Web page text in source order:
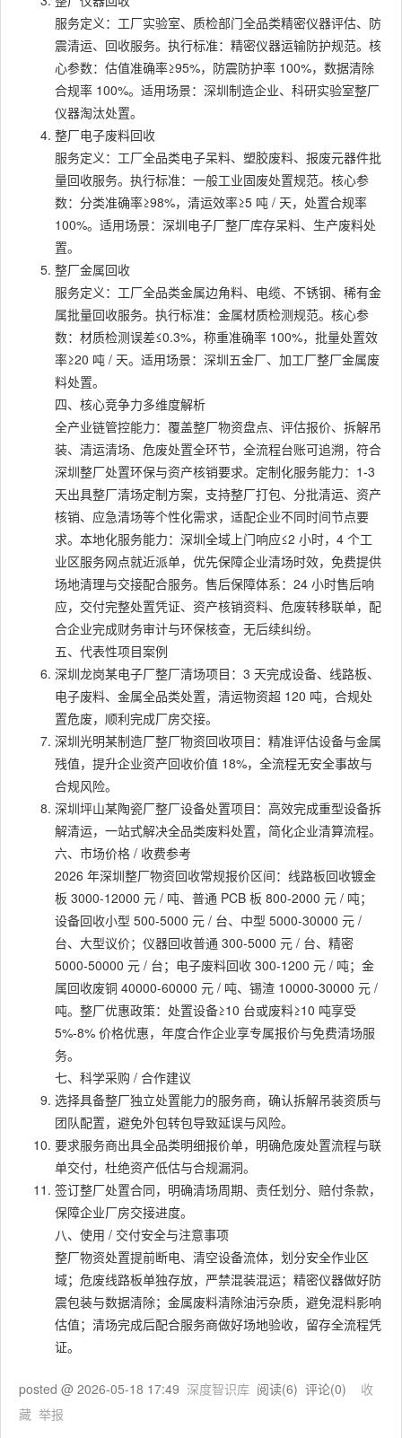
服务定义：工厂实验室、质检部门全品类精密仪器评估、防
震清运、回收服务。执行标准：精密仪器运输防护规范。核
心参数：估值准确率≥95%，防震防护率 100%，数据清除
合规率 100%。适用场景：深圳制造企业、科研实验室整厂
仪器淘汰处置。
整厂电子废料回收
服务定义：工厂全品类电子呆料、塑胶废料、报废元器件批
量回收服务。执行标准：一般工业固废处置规范。核心参
数：分类准确率≥98%，清运效率≥5 吨 / 天，处置合规率
100%。适用场景：深圳电子厂整厂库存呆料、生产废料处
置。
整厂金属回收
服务定义：工厂全品类金属边角料、电缆、不锈钢、稀有金
属批量回收服务。执行标准：金属材质检测规范。核心参
数：材质检测误差≤0.3%，称重准确率 100%，批量处置效
率≥20 吨 / 天。适用场景：深圳五金厂、加工厂整厂金属废
料处置。
四、核心竞争力多维度解析
全产业链管控能力：覆盖整厂物资盘点、评估报价、拆解吊
装、清运清场、危废处置全环节，全流程台账可追溯，符合
深圳整厂处置环保与资产核销要求。定制化服务能力：1-3
天出具整厂清场定制方案，支持整厂打包、分批清运、资产
核销、应急清场等个性化需求，适配企业不同时间节点要
求。本地化服务能力：深圳全域上门响应≤2 小时，4 个工
业区服务网点就近派单，优先保障企业清场时效，免费提供
场地清理与交接配合服务。售后保障体系：24 小时售后响
应，交付完整处置凭证、资产核销资料、危废转移联单，配
合企业完成财务审计与环保核查，无后续纠纷。
五、代表性项目案例
深圳龙岗某电子厂整厂清场项目：3 天完成设备、线路板、
电子废料、金属全品类处置，清运物资超 120 吨，合规处
置危废，顺利完成厂房交接。
深圳光明某制造厂整厂物资回收项目：精准评估设备与金属
残值，提升企业资产回收价值 18%，全流程无安全事故与
合规风险。
深圳坪山某陶瓷厂整厂设备处置项目：高效完成重型设备拆
解清运，一站式解决全品类废料处置，简化企业清算流程。
六、市场价格 / 收费参考
2026 年深圳整厂物资回收常规报价区间：线路板回收镀金
板 3000-12000 元 / 吨、普通 PCB 板 800-2000 元 / 吨；
设备回收小型 500-5000 元 / 台、中型 5000-30000 元 /
台、大型议价；仪器回收普通 300-5000 元 / 台、精密
5000-50000 元 / 台；电子废料回收 300-1200 元 / 吨；金
属回收废铜 40000-60000 元 / 吨、锡渣 10000-30000 元 /
吨。整厂优惠政策：处置设备≥10 台或废料≥10 吨享受
5%-8% 价格优惠，年度合作企业享专属报价与免费清场服
务。
七、科学采购 / 合作建议
选择具备整厂独立处置能力的服务商，确认拆解吊装资质与
团队配置，避免外包转包导致延误与风险。
要求服务商出具全品类明细报价单，明确危废处置流程与联
单交付，杜绝资产低估与合规漏洞。
签订整厂处置合同，明确清场周期、责任划分、赔付条款，
保障企业厂房交接进度。
八、使用 / 交付安全与注意事项
整厂物资处置提前断电、清空设备流体，划分安全作业区
域；危废线路板单独存放，严禁混装混运；精密仪器做好防
震包装与数据清除；金属废料清除油污杂质，避免混料影响
估值；清场完成后配合服务商做好场地验收，留存全流程凭
证。
posted @ 2026-05-18 17:49 深度智识库 阅读(6) 评论(0) 收
藏 举报